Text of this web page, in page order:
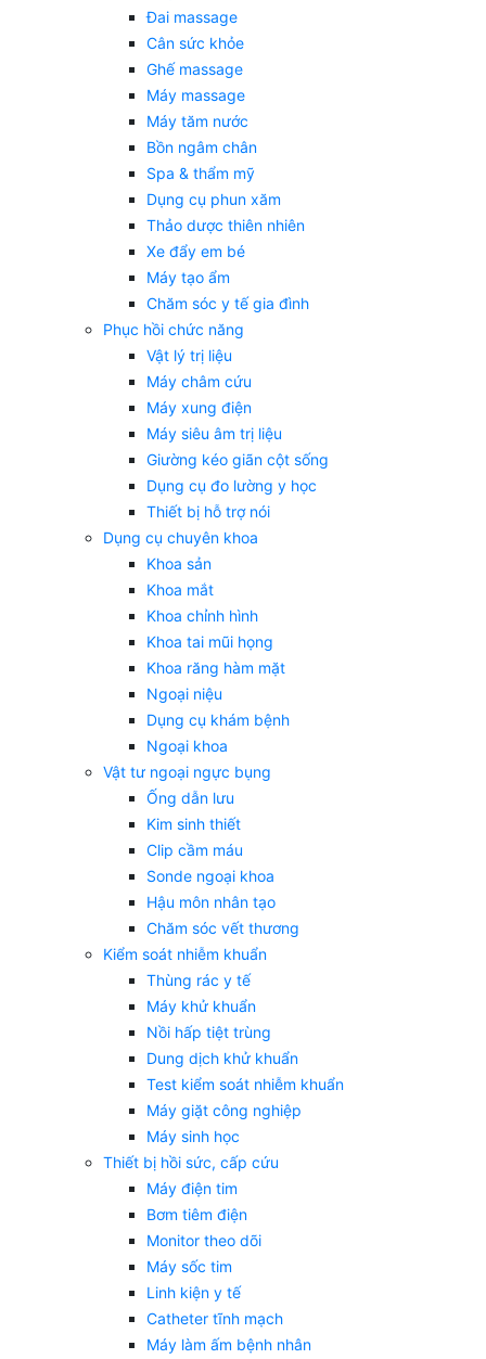
Đai massage
Cân sức khỏe
Ghế massage
Máy massage
Máy tăm nước
Bồn ngâm chân
Spa & thẩm mỹ
Dụng cụ phun xăm
Thảo dược thiên nhiên
Xe đẩy em bé
Máy tạo ẩm
Chăm sóc y tế gia đình
Phục hồi chức năng
Vật lý trị liệu
Máy châm cứu
Máy xung điện
Máy siêu âm trị liệu
Giường kéo giãn cột sống
Dụng cụ đo lường y học
Thiết bị hỗ trợ nói
Dụng cụ chuyên khoa
Khoa sản
Khoa mắt
Khoa chỉnh hình
Khoa tai mũi họng
Khoa răng hàm mặt
Ngoại niệu
Dụng cụ khám bệnh
Ngoại khoa
Vật tư ngoại ngực bụng
Ống dẫn lưu
Kim sinh thiết
Clip cầm máu
Sonde ngoại khoa
Hậu môn nhân tạo
Chăm sóc vết thương
Kiểm soát nhiễm khuẩn
Thùng rác y tế
Máy khử khuẩn
Nồi hấp tiệt trùng
Dung dịch khử khuẩn
Test kiểm soát nhiễm khuẩn
Máy giặt công nghiệp
Máy sinh học
Thiết bị hồi sức, cấp cứu
Máy điện tim
Bơm tiêm điện
Monitor theo dõi
Máy sốc tim
Linh kiện y tế
Catheter tĩnh mạch
Máy làm ấm bệnh nhân